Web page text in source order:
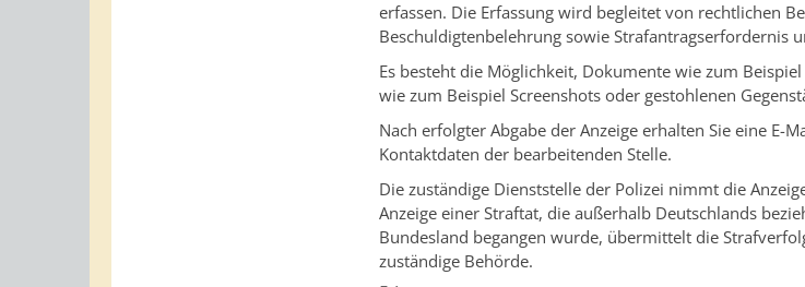
erfassen. Die Erfassung wird begleitet von rechtlichen
Beschuldigtenbelehrung sowie Strafantragserfordernis
Es besteht die Möglichkeit, Dokumente wie zum
wie zum Beispiel Screenshots oder gestohlenen
Nach erfolgter Abgabe der Anzeige erhalten Sie eine E-
Kontaktdaten der bearbeitenden Stelle.
Die zuständige Dienststelle der Polizei nimmt die
Anzeige einer Straftat, die außerhalb Deutschlands
Bundesland begangen wurde, übermittelt die
zuständige Behörde.